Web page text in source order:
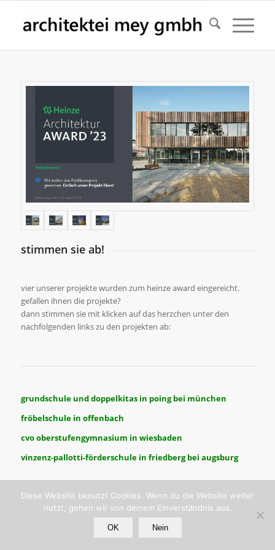
stimmen sie ab!
vier unserer projekte wurden zum heinze award eingereicht.
gefallen ihnen die projekte?
dann stimmen sie mit klicken auf das herzchen unter den
nachfolgenden links zu den projekten ab:
grundschule und doppelkitas in poing bei münchen
fröbelschule in offenbach
cvo oberstufengymnasium in wiesbaden
vinzenz-pallotti-förderschule in friedberg bei augsburg
© copyright - bernd mey. architekt bda.
Diese Website benutzt Cookies. Wenn du die Website weiter
nutzt, gehen wir von deinem Einverständnis aus.
OK Nein